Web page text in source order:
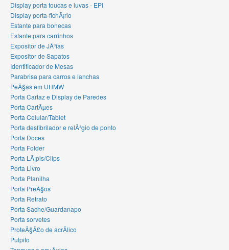
Display porta toucas e luvas - EPI
Display porta-fichÃ¡rio
Estante para bonecas
Estante para carrinhos
Expositor de JÃ³ias
Expositor de Sapatos
Identificador de Mesas
Parabrisa para carros e lanchas
PeÃ§as em UHMW
Porta Cartaz e Display de Paredes
Porta CartÃµes
Porta Celular/Tablet
Porta desfibrilador e relÃ³gio de ponto
Porta Doces
Porta Folder
Porta LÃ¡pis/Clips
Porta Livro
Porta Planilha
Porta PreÃ§os
Porta Retrato
Porta Sache/Guardanapo
Porta sorvetes
ProteÃ§Ã£o de acrÃ­lico
Pulpito